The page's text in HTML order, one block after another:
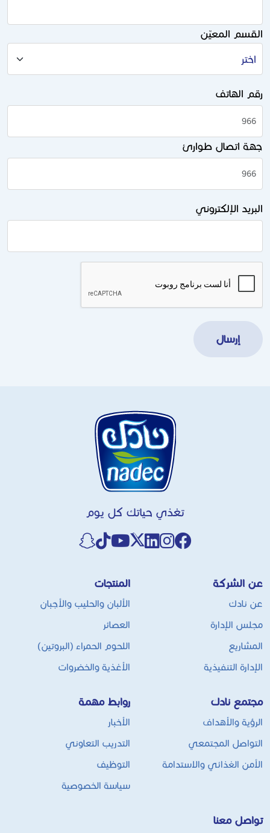
القسم المعيّن
رقم الهاتف
جهة اتصال طوارئ
البريد الإلكتروني
تغذي حياتك كل يوم
عن الشركة
عن نادك
مجلس الإدارة
المشاريع
الإدارة التنفيذية
المنتجات
الألبان والحليب والأجبان
العصائر
اللحوم الحمراء (البروتين)
الأغذية والخضروات
مجتمع نادك
الرؤية والأهداف
التواصل المجتمعي
الأمن الغذائي والاستدامة
روابط مهمة
الأخبار
التدريب التعاوني
التوظيف
سياسة الخصوصية
تواصل معنا